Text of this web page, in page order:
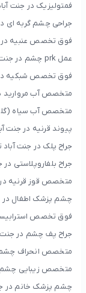
فمتولیزیک در جنت
جراحی چشم گربه ای
فوق تخصص عنبیه در
عمل prk چشم در جنت آباد تهران
فوق تخصص شبکیه در
متخصص آب مروارید
متخصص آب سیاه
پیوند قرنیه در جنت
جراح پلک در جنت آباد
جراح بلفاروپلاستی در
متخصص قوز قرنیه در
چشم پزشک اطفال در
فوق تخصص
جراح پف چشم در جنت
متخصص انحراف چشم
متخصص زیبایی چشم
چشم پزشک خانم در